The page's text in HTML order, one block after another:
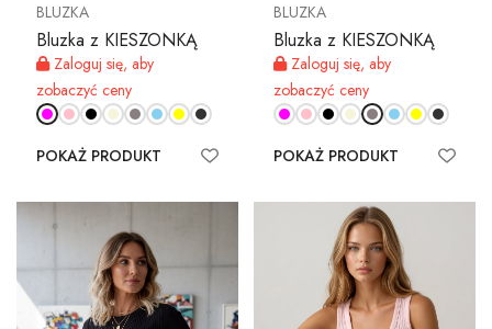
BLUZKA
Bluzka z KIESZONKĄ
Zaloguj się, aby
zobaczyć ceny
POKAŻ PRODUKT
BLUZKA
Bluzka z KIESZONKĄ
Zaloguj się, aby
zobaczyć ceny
POKAŻ PRODUKT